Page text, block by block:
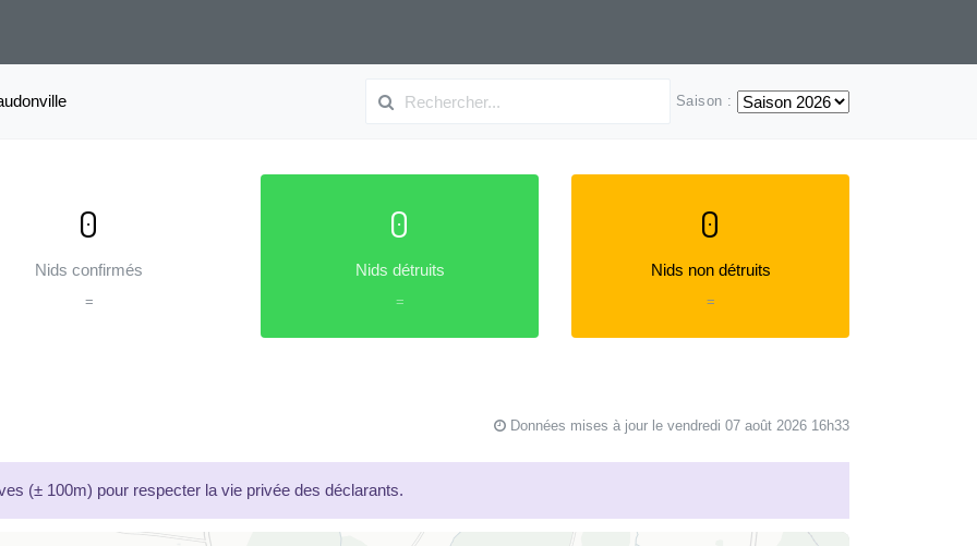
Saison :
0
Nids confirmés
=
0
Nids détruits
=
0
Nids non détruits
=
Données mises à jour le vendredi 07 août 2026 16h33
(± 100m) pour respecter la vie privée des déclarants.